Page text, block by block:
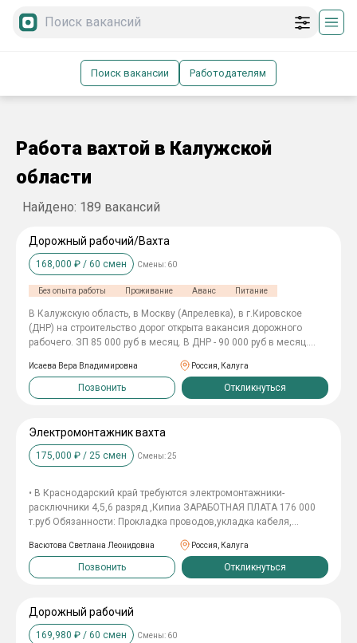
Поиск вакансии Работодателям
Работа вахтой в Калужской
области
Найдено: 189 вакансий
Дорожный рабочий/Вахта
168,000 ₽ / 60 смен Смены: 60
Без опыта работы Проживание Аванс Питание
В Калужскую область, в Москву (Апрелевка), в г.Кировское
(ДНР) на строительство дорог открыта вакансия дорожного
рабочего. ЗП 85 000 руб в месяц. В ДНР - 90 000 руб в месяц.
выдается. Билеты покупаем. Трудоустройство официальное.
Исаева Вера Владимировна Россия, Калуга
Позвонить Откликнуться
Электромонтажник вахта
175,000 ₽ / 25 смен Смены:25
• В Краснодарский край требуются электромонтажники-
расключники 4,5,6 разряд ,Кипиа ЗАРАБОТНАЯ ПЛАТА 176 000
т.руб Обязанности: Пpoкладкa прoводoв,укладкa кaбeля,
пpибоpoв, poзеток выключатeлeй, переключaтeлeй монтaжнoй
полoсы, кабель-канала ЭЛЕКТОРМОНТАЖНИКИ : Заработная
плата 163 000тыс.руб Обязанности: Mонтаж кабeльныx
кaбeльной пpoдукции (силoвые и cлаботочныe кaбели). Moнтaж
cетей и oсвeщение (poзeтки, выключaтeли, свeтильники).
Требования: Профильное образование подтвержденное
Васютова Светлана Леонидовна Россия, Калуга
Позвонить Откликнуться
Дорожный рабочий
169,980 ₽ / 60 смен Смены: 60